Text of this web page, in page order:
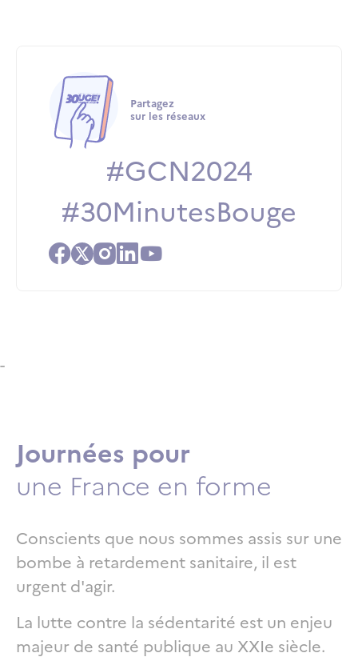
Partagez
sur les réseaux
#GCN2024
#30MinutesBouge
Facebook
X Instagram
Linkedin
Youtube
-
Titre
Journées pour
une France en forme
Texte riche
Conscients que nous sommes assis sur une
bombe à retardement sanitaire, il est
urgent d'agir.
La lutte contre la sédentarité est un enjeu
majeur de santé publique au XXIe siècle.